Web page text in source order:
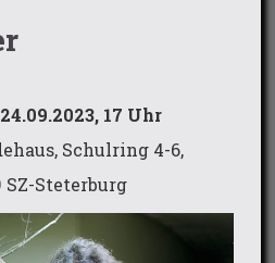
17 Uhr
Schulring 4-6,
SZ-Steterburg